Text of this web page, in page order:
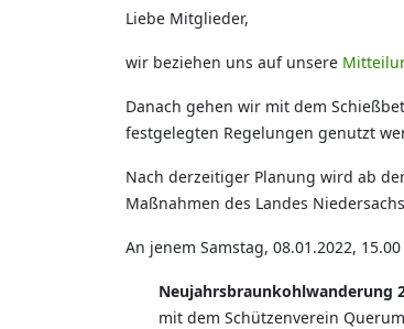
Liebe Mitglieder,
wir beziehen uns auf unsere
Danach gehen wir mit dem
festgelegten Regelungen genutzt
Nach derzeitiger Planung wird ab
Maßnahmen des Landes
An jenem Samstag, 08.01.2022,
Neujahrsbraunkohlwanderung
mit dem Schützenverein